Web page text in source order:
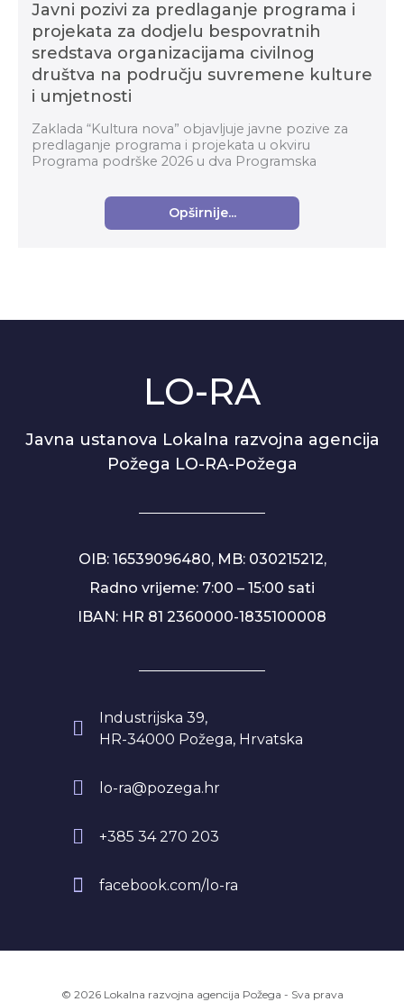
Javni pozivi za predlaganje programa i
projekata za dodjelu bespovratnih
sredstava organizacijama civilnog
društva na području suvremene kulture
i umjetnosti
Zaklada “Kultura nova” objavljuje javne pozive za
predlaganje programa i projekata u okviru
Programa podrške 2026 u dva Programska
umjetnost za...
Opširnije...
LO-RA
Javna ustanova Lokalna razvojna agencija
Požega LO-RA-Požega
OIB: 16539096480, MB: 030215212,
Radno vrijeme: 7:00 – 15:00 sati
IBAN: HR 81 2360000-1835100008
Industrijska 39,
HR-34000 Požega, Hrvatska
lo-ra@pozega.hr
+385 34 270 203
facebook.com/lo-ra
© 2026 Lokalna razvojna agencija Požega - Sva prava